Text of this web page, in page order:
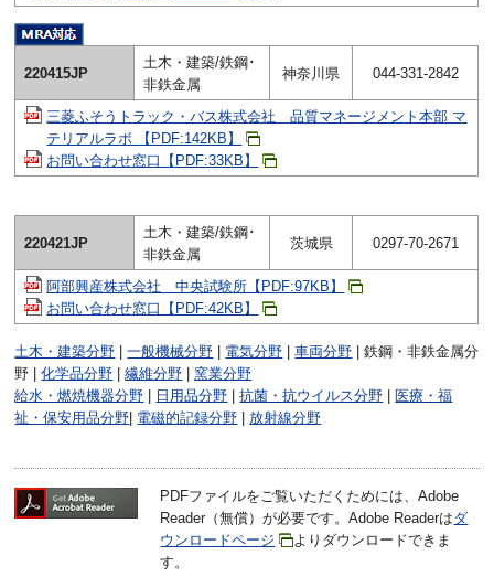
220415JP
土木・建築/鉄鋼･
非鉄金属
神奈川県 044-331-2842
三菱ふそうトラック・バス株式会社 品質マネージメント本部 マ
テリアルラボ 【PDF:142KB】
お問い合わせ窓口【PDF:33KB】
220421JP
土木・建築/鉄鋼･
非鉄金属
茨城県 0297-70-2671
阿部興産株式会社 中央試験所【PDF:97KB】
お問い合わせ窓口【PDF:42KB】
土木・建築分野 |一般機械分野 電気分野 |車両分野 | 鉄鋼・非鉄金属分
野 |化学品分野 |繊維分野
窯業分野
給水・燃焼機器分野
日用品分野 |抗菌・抗ウイルス分野
医療・福
祉・保安用品分野 電磁的記録分野 |放射線分野
PDFファイルをご覧いただくためには、Adobe
Reader（無償）が必要です。Adobe Readerはダ
ウンロードページ
よりダウンロードできま
す。